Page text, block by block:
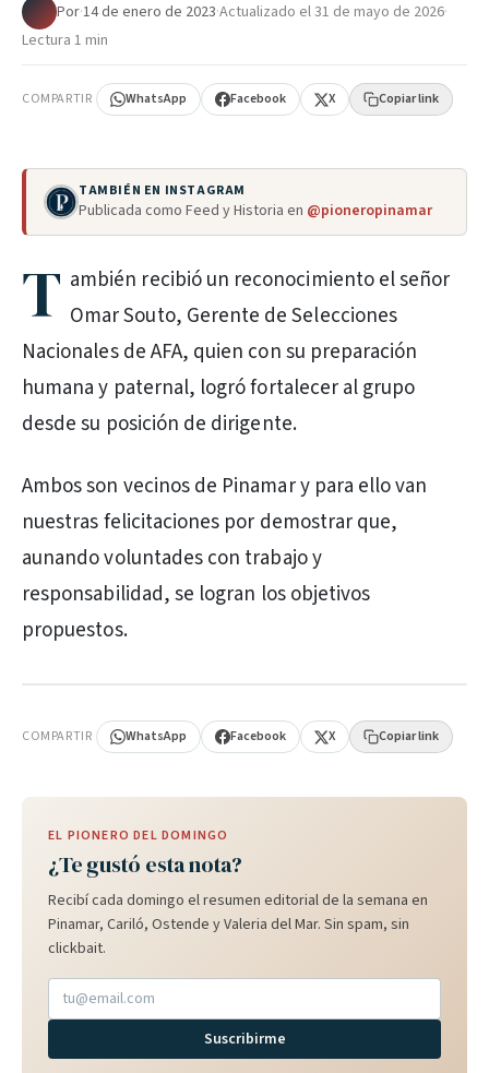
Por·14 de enero de 2023·Actualizado el31 de mayo de 2026·
Lectura 1 min
COMPARTIR WhatsApp Facebook X Copiar link
TAMBIÉN EN INSTAGRAM
Publicada como Feed y Historia en @pioneropinamar
T ambién recibió un reconocimiento el señor
Omar Souto, Gerente de Selecciones
Nacionales de AFA, quien con su preparación
humana y paternal, logró fortalecer al grupo
desde su posición de dirigente.
Ambos son vecinos de Pinamar y para ello van
nuestras felicitaciones por demostrar que,
aunando voluntades con trabajo y
responsabilidad, se logran los objetivos
propuestos.
COMPARTIR WhatsApp Facebook X Copiar link
EL PIONERO DEL DOMINGO
¿Te gustó esta nota?
Recibí cada domingo el resumen editorial de la semana en
Pinamar, Cariló, Ostende y Valeria del Mar. Sin spam, sin
clickbait.
Suscribirme